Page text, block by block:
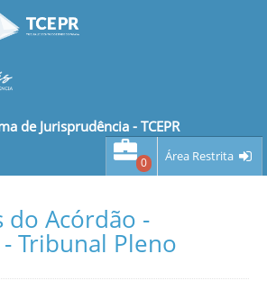
de Jurisprudência - TCEPR
0 Área Restrita
Acórdão -
Tribunal Pleno